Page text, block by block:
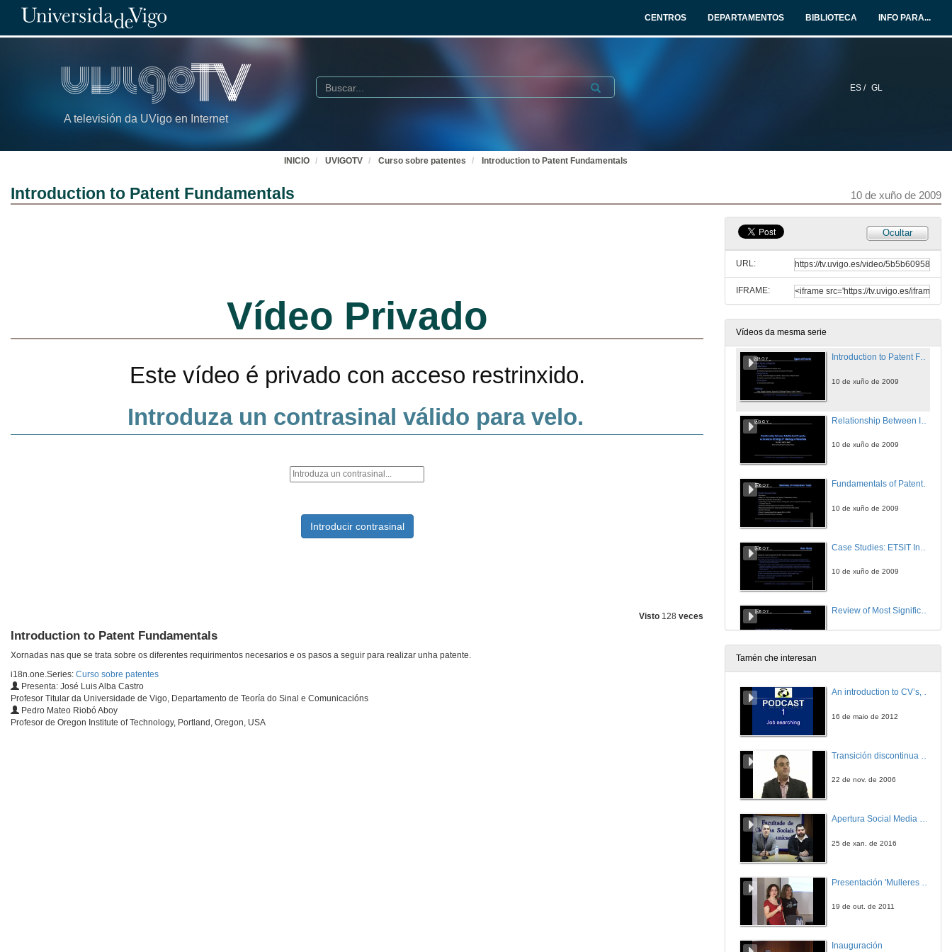
CENTROS DEPARTAMENTOS BIBLIOTECA INFO PARA...
A televisión da UVigo en Internet
ES / GL
Buscar Submit
INICIO UVIGOTV Curso sobre patentes Introduction to Patent Fundamentals
Introduction to Patent Fundamentals 10 de xuño de 2009
Visto 128 veces
Introduction to Patent Fundamentals
Xornadas nas que se trata sobre os diferentes requirimentos necesarios e os pasos a seguir para realizar unha patente.
i18n.one.Series: Curso sobre patentes
Presenta: José Luis Alba Castro
Profesor Titular da Universidade de Vigo, Departamento de Teoría do Sinal e Comunicacións
Pedro Mateo Riobó Aboy
Profesor de Oregon Institute of Technology, Portland, Oregon, USA
Ocultar
URL:
IFRAME:
Vídeos da mesma serie
Introduction to Patent Fundamentals
10 de xuño de 2009
10 de xuño de 2009
Fundamentals of Patent Prosecution & Introduction to Patent Searching
10 de xuño de 2009
10 de xuño de 2009
Review of Most Significant Points
Tamén che interesan
An introduction to CV’s, letters, and job searching
16 de maio de 2012
22 de nov. de 2006
Apertura Social Media Day 2016
25 de xan. de 2016
19 de out. de 2011
Inauguración